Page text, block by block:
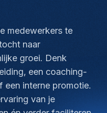
medewerkers te
naar
groei. Denk
een coaching-
een interne promotie.
van je